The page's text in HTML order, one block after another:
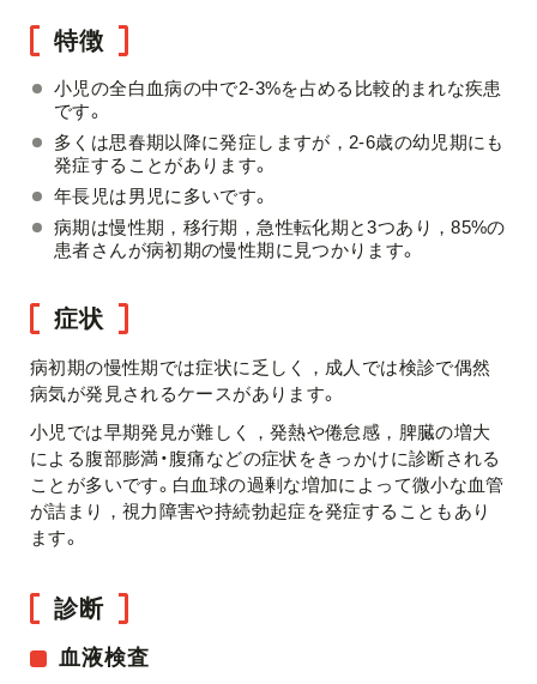
特徴
小児の全白血病の中で2-3%を占める比較的まれな疾患
です。
多くは思春期以降に発症しますが，2-6歳の幼児期にも
発症することがあります。
年長児は男児に多いです。
病期は慢性期，移行期，急性転化期と3つあり，85%の
患者さんが病初期の慢性期に見つかります。
症状
病初期の慢性期では症状に乏しく，成人では検診で偶然
病気が発見されるケースがあります。
小児では早期発見が難しく，発熱や倦怠感，脾臓の増大
による腹部膨満・腹痛などの症状をきっかけに診断される
ことが多いです。白血球の過剰な増加によって微小な血管
が詰まり，視力障害や持続勃起症を発症することもあり
ます。
診断
血液検査